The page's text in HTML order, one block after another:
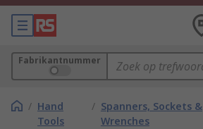
Fabrikantnummer
/ Hand
Tools
/ Spanners, Sockets &
Wrenches